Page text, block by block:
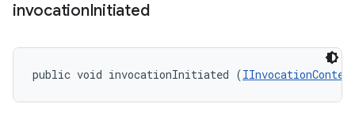
invocationInitiated
public void invocationInitiated (